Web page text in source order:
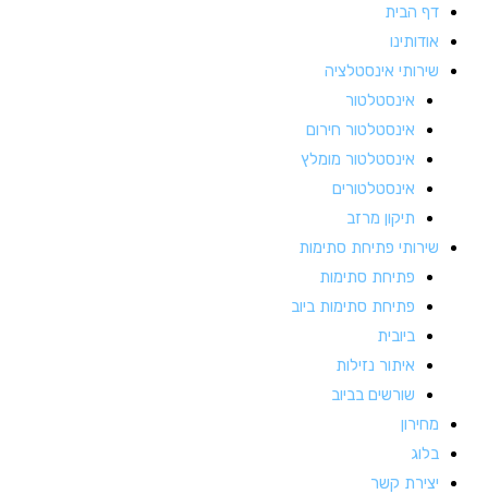
דף הבית
אודותינו
שירותי אינסטלציה
אינסטלטור
אינסטלטור חירום
אינסטלטור מומלץ
אינסטלטורים
תיקון מרזב
שירותי פתיחת סתימות
פתיחת סתימות
פתיחת סתימות ביוב
ביובית
איתור נזילות
שורשים בביוב
מחירון
בלוג
יצירת קשר